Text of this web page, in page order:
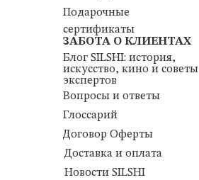
Новости SILSHI
Доставка и оплата
Договор Оферты
Глоссарий
Вопросы и ответы
Блог SILSHI: история,
искусство, кино и советы
экспертов
ЗАБОТА О КЛИЕНТАХ
Подарочные
сертификаты